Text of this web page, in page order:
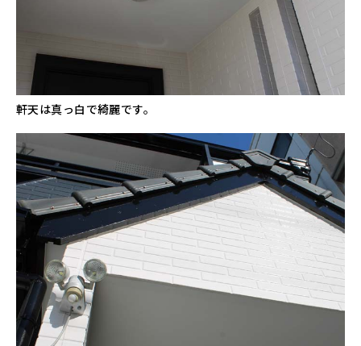
軒天は真っ白で綺麗です。